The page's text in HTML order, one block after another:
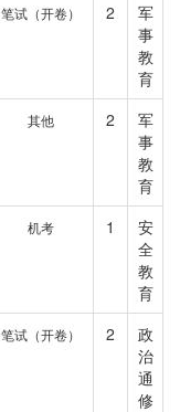
笔试（开卷） 2
军
事
教
育
其他 2
军
事
教
育
机考 1
安
全
教
育
笔试（开卷） 2
政
治
通
修